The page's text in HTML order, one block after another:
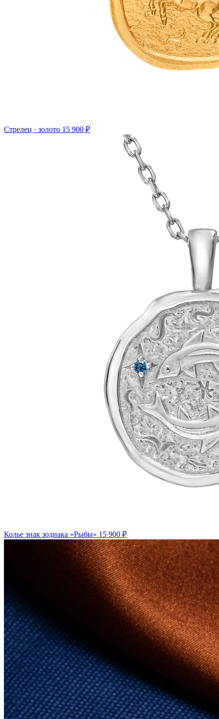
Стрелец · золото 15 900 ₽
Колье знак зодиака «Рыбы» 15 900 ₽